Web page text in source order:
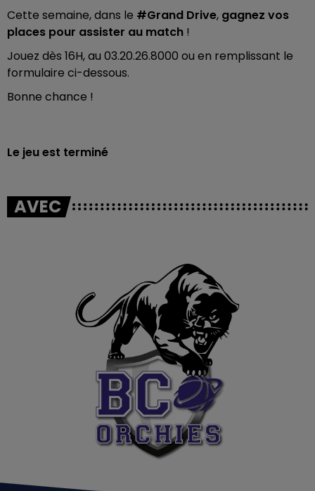
Cette semaine, dans le #Grand Drive, gagnez vos
places pour assister au match !
Jouez dès 16H, au 03.20.26.8000 ou en remplissant le
formulaire ci-dessous.
Bonne chance !
Le jeu est terminé
AVEC